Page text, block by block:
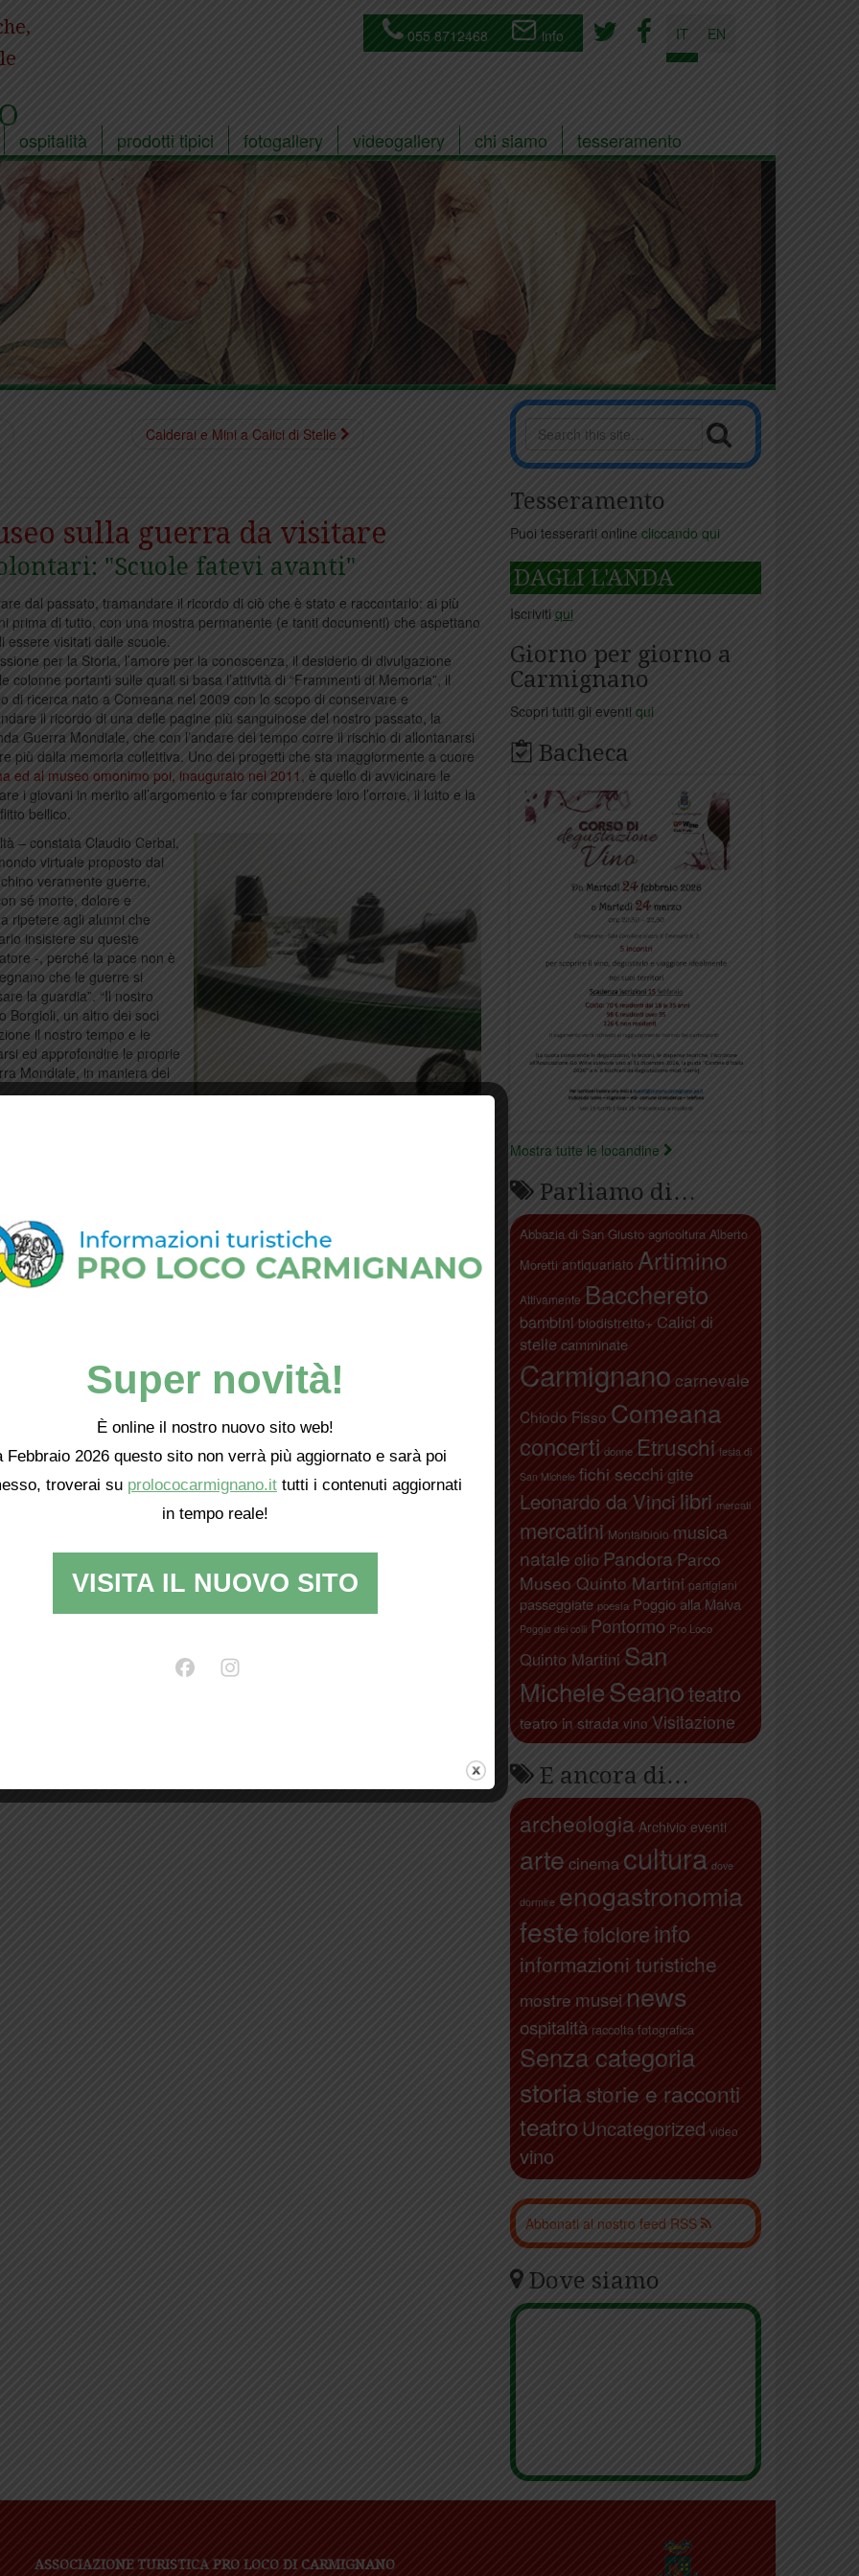
055 8712468 info IT EN
ospitalità prodotti tipici fotogallery videogallery chi siamo tesseramento
Calderai e Mini a Calici di Stelle
sulla guerra da visitare
"Scuole fatevi avanti"
dal passato, tramandare il ricordo di ciò che è stato e raccontarlo: ai più
prima di tutto, con una mostra permanente (e tanti documenti) che aspettano
essere visitati dalle scuole.
per la Storia, l’amore per la conoscenza, il desiderio di divulgazione
colonne portanti sulle quali si basa l’attività di “Frammenti di Memoria”, il
di ricerca nato a Comeana nel 2009 con lo scopo di conservare e
il ricordo di una delle pagine più sanguinose del nostro passato, la
Guerra Mondiale, che con l’andare del tempo corre il rischio di allontanarsi
più dalla memoria collettiva. Uno dei progetti che sta maggiormente a cuore
ed al museo omonimo poi, inaugurato nel 2011 , è quello di avvicinare le
i giovani in merito all’argomento e far comprendere loro l’orrore, il lutto e la
bellico.
– constata Claudio Cerbai,
virtuale proposto dai
veramente guerre,
sé morte, dolore e
ripetere agli alunni che
insistere su queste
-, perché la pace non è
che le guerre si
la guardia”. “Il nostro
Borgioli, un altro dei soci
il nostro tempo e le
ed approfondire le proprie
Mondiale, in maniera del
tutte le seconde
una mostra
accrescimento, in
che furono teatro di
una storia, una
che li accoglie è situato
di Comeana, e su richiesta
orari diversi da quelli
dell’associazione, che
scolastici presenti sul
la lezione impartita dalla Storia – è il monito lanciato all’unanimità
frase enunciata dal filosofo George Santayana, che è anche il motto
sono condannati a ripeterlo”.
frammentimemoria/carmignanoo scrivere una mail a
o al 347.3805234 (Barbara Prosperi)
Calderai e Mini a Calici di Stelle
Tesseramento
Puoi tesserarti online cliccando qui
DAGLI L'ANDA
Iscriviti qui
Giorno per giorno a
Carmignano
Scopri tutti gli eventi qui
Bacheca
Mostra tutte le locandine
Parliamo di…
Abbazia di San Giusto agricoltura Alberto
Moretti antiquariato Artimino
Attivamente Bacchereto
bambini biodistretto+ Calici di
stelle camminate
Carmignano carnevale
Chiodo Fisso Comeana
concerti donne Etruschi festa di
San Michele fichi secchi gite
Leonardo da Vinci libri mercati
mercatini Montalbiolo musica
natale olio Pandora Parco
Museo Quinto Martini partigiani
passeggiate poesia Poggio alla Malva
Poggio dei colli Pontormo Pro Loco
Quinto Martini San
MicheleSeanoteatro
teatro in strada vino Visitazione
E ancora di…
archeologia Archivio eventi
arte cinema cultura dove
dormire enogastronomia
festefolcloreinfo
informazioni turistiche
mostre musei news
ospitalità raccolta fotografica
Senza categoria
storiastorie e racconti
teatro Uncategorized video
vino
Abbonati al nostro feed RSS
Dove siamo
ASSOCIAZIONE TURISTICA PRO LOCO DI CARMIGNANO
Super novità!
È online il nostro nuovo sito web!
Febbraio 2026 questo sito non verrà più aggiornato e sarà poi
troverai su prolococarmignano.it tutti i contenuti aggiornati
in tempo reale!
VISITA IL NUOVO SITO